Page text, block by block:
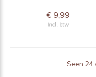
€ 9,99
Incl. btw
Seen